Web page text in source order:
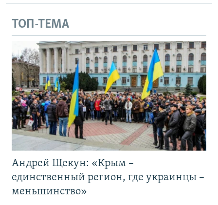
ТОП-ТЕМА
Андрей Щекун: «Крым –
единственный регион, где украинцы –
меньшинство»